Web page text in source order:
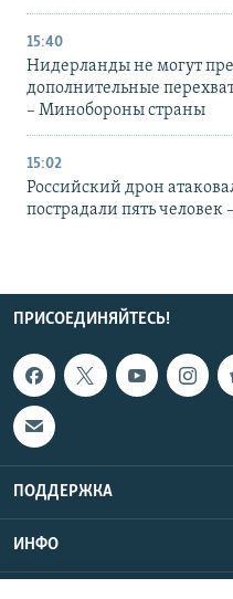
15:40
Нидерланды не могут
дополнительные
– Минобороны страны
15:02
Российский дрон
пострадали пять человек
ПРИСОЕДИНЯЙТЕСЬ!
ПОДДЕРЖКА
ИНФО